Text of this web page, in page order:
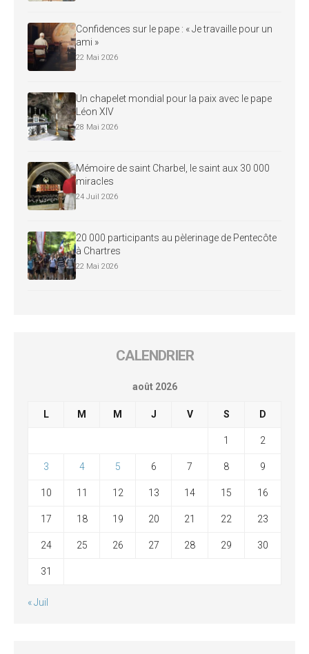
Confidences sur le pape : « Je travaille pour un
ami »
22 Mai 2026
Un chapelet mondial pour la paix avec le pape
Léon XIV
28 Mai 2026
Mémoire de saint Charbel, le saint aux 30 000
miracles
24 Juil 2026
20 000 participants au pèlerinage de Pentecôte
à Chartres
22 Mai 2026
CALENDRIER
août 2026
L M M J V S D
1 2
3 4 5 6 7 8 9
10 11 12 13 14 15 16
17 18 19 20 21 22 23
24 25 26 27 28 29 30
31
« Juil